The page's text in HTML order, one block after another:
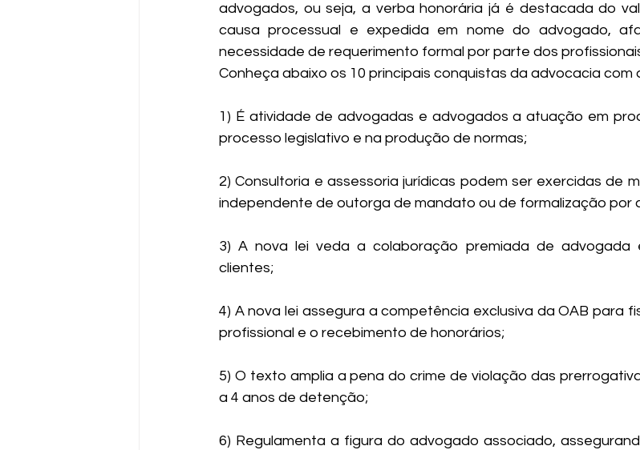
advogados, ou seja, a verba honorária já é destacada do
causa processual e expedida em nome do advogado,
necessidade de requerimento formal por parte dos
Conheça abaixo os 10 principais conquistas da advocacia com
1) É atividade de advogadas e advogados a atuação em
processo legislativo e na produção de normas;
2) Consultoria e assessoria jurídicas podem ser exercidas de
independente de outorga de mandato ou de formalização por
3) A nova lei veda a colaboração premiada de advogada
clientes;
4) A nova lei assegura a competência exclusiva da OAB para
profissional e o recebimento de honorários;
5) O texto amplia a pena do crime de violação das
a 4 anos de detenção;
6) Regulamenta a figura do advogado associado,